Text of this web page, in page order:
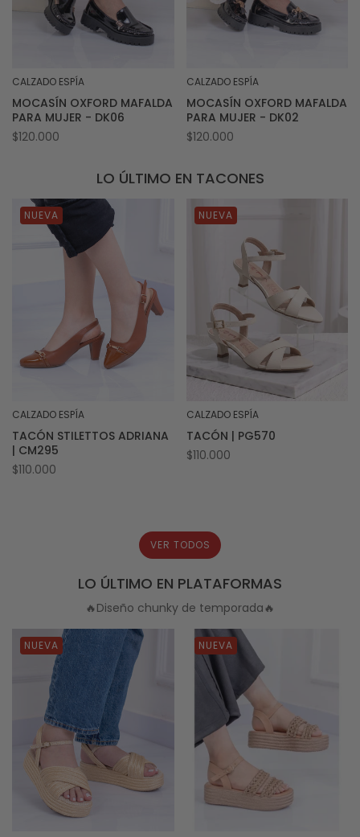
Proveedor:
CALZADO ESPÍA
MOCASÍN OXFORD MAFALDA
PARA MUJER - DK06
Precio
$120.000
Proveedor:
CALZADO ESPÍA
MOCASÍN OXFORD MAFALDA
PARA MUJER - DK02
Precio
$120.000
LO ÚLTIMO EN TACONES
NUEVA
Proveedor:
CALZADO ESPÍA
TACÓN STILETTOS ADRIANA
| CM295
Precio
$110.000
NUEVA
Proveedor:
CALZADO ESPÍA
TACÓN | PG570
Precio
$110.000
VER TODOS
LO ÚLTIMO EN PLATAFORMAS
🔥Diseño chunky de temporada🔥
NUEVA NUEVA